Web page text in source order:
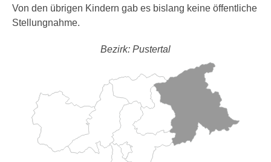
Von den übrigen Kindern gab es bislang keine öffentliche
Stellungnahme.
Bezirk: Pustertal